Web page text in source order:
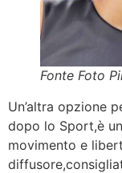
Fonte Foto
Un’altra opzione
dopo lo Sport,è
movimento e